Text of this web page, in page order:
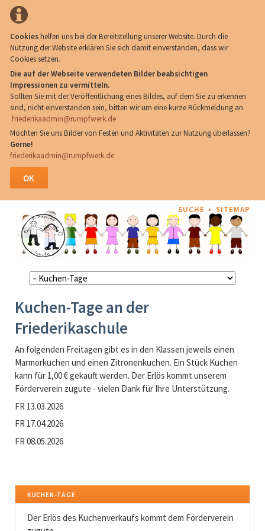
Cookieshelfen uns bei der Bereitstellung unserer Website. Durch die
Nutzung der Website erklären Sie sich damit einverstanden, dass wir
Cookies setzen.
Die auf der Webseite verwendeten Bilder beabsichtigen
Impressionen zu vermitteln.
Sollten Sie mit der Veröffentlichung eines Bildes, auf dem Sie zu erkennen
sind, nicht einverstanden sein, bitten wir um eine kurze Rückmeldung an
friederikaadmin@rumpfwerk.de
Möchten Sie uns Bilder von Festen und Aktivitäten zur Nutzung überlassen?
Gerne!
friederikaadmin@rumpfwerk.de
OK
NAVIGATION
ÜBERSPRINGEN
SUCHE SITEMAP
Navigation
Kuchen-Tage an der
Friederikaschule
An folgenden Freitagen gibt es in den Klassen jeweils einen
Marmorkuchen und einen Zitronenkuchen. Ein Stück Kuchen
kann für 1,00 € gekauft werden. Der Erlös kommt unserem
Förderverein zugute - vielen Dank für Ihre Unterstützung.
FR 13.03.2026
FR 17.04.2026
FR 08.05.2026
KUCHEN-TAGE
Der Erlös des Kuchenverkaufs kommt dem Förderverein